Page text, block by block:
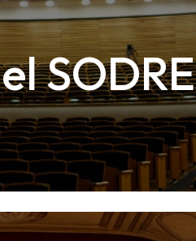
SODRE